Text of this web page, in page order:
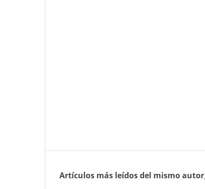
Artículos más leídos del mismo